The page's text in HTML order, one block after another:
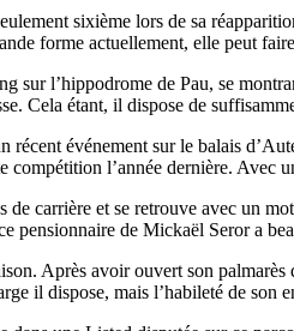
sixième lors de sa
forme actuellement, elle peut
sur l’hippodrome de Pau, se
Cela étant, il dispose de
récent événement sur le balais
compétition l’année dernière.
carrière et se retrouve avec un
pensionnaire de Mickaël Seror a
Après avoir ouvert son
il dispose, mais l’habileté de son